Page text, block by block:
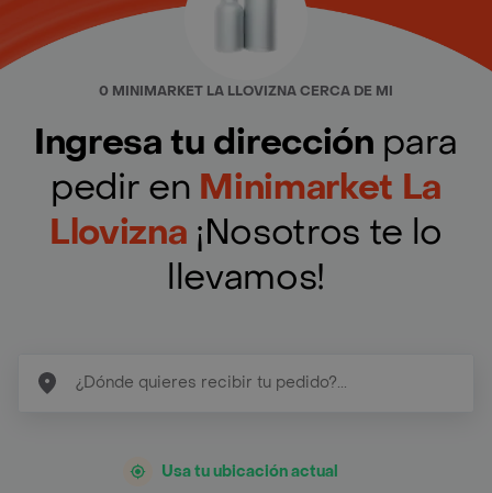
0 MINIMARKET LA LLOVIZNA CERCA DE MI
Ingresa tu dirección para
pedir en Minimarket La
Llovizna ¡Nosotros te lo
llevamos!
Usa tu ubicación actual